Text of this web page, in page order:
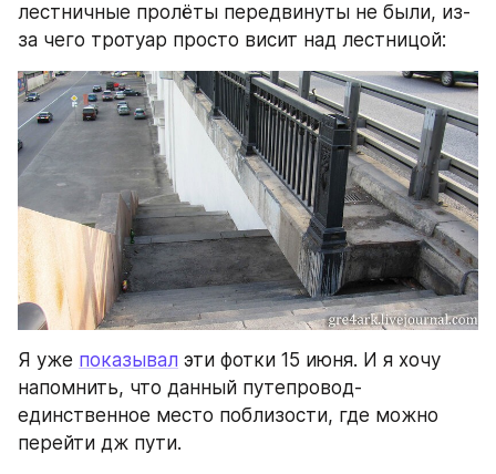
лестничные пролёты передвинуты не были, из-
за чего тротуар просто висит над лестницой:
Я уже показывал эти фотки 15 июня. И я хочу
напомнить, что данный путепровод-
единственное место поблизости, где можно
перейти дж пути.